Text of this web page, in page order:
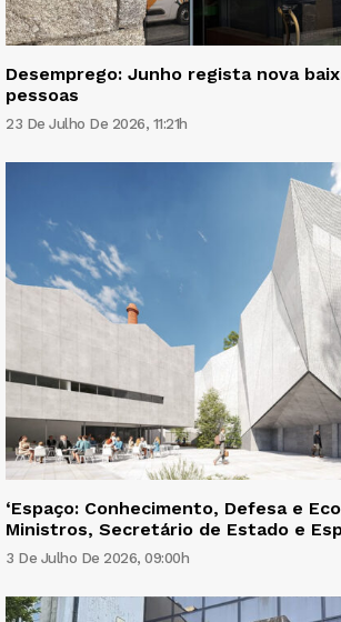
Desemprego: Junho regista nova
pessoas
23 De Julho De 2026, 11:21h
‘Espaço: Conhecimento, Defesa e
Ministros, Secretário de Estado e
3 De Julho De 2026, 09:00h